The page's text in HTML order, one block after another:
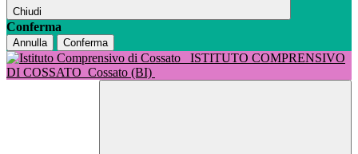
Chiudi
Conferma
Annulla Conferma
ISTITUTO COMPRENSIVO
DI COSSATO Cossato (BI)